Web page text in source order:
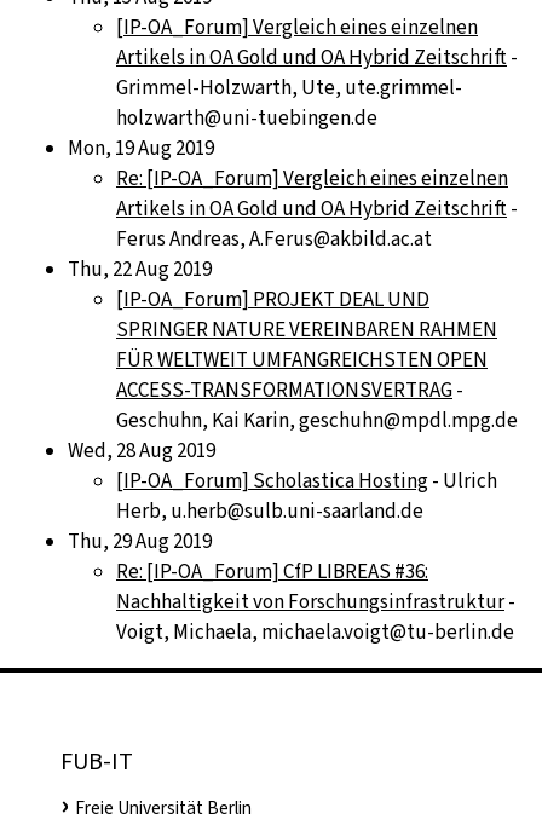
[IP-OA_Forum] Vergleich eines einzelnen
Artikels in OA Gold und OA Hybrid Zeitschrift-
Grimmel-Holzwarth, Ute, ute.grimmel-
holzwarth@uni-tuebingen.de
Mon, 19 Aug 2019
Re: [IP-OA_Forum] Vergleich eines einzelnen
Artikels in OA Gold und OA Hybrid Zeitschrift-
Ferus Andreas, A.Ferus@akbild.ac.at
Thu, 22 Aug 2019
[IP-OA_Forum] PROJEKT DEAL UND
SPRINGER NATURE VEREINBAREN RAHMEN
FÜR WELTWEIT UMFANGREICHSTEN OPEN
ACCESS-TRANSFORMATIONSVERTRAG-
Geschuhn, Kai Karin, geschuhn@mpdl.mpg.de
Wed, 28 Aug 2019
[IP-OA_Forum] Scholastica Hosting- Ulrich
Herb, u.herb@sulb.uni-saarland.de
Thu, 29 Aug 2019
Re: [IP-OA_Forum] CfP LIBREAS #36:
Nachhaltigkeit von Forschungsinfrastruktur-
Voigt, Michaela, michaela.voigt@tu-berlin.de
FUB-IT
Freie Universität Berlin